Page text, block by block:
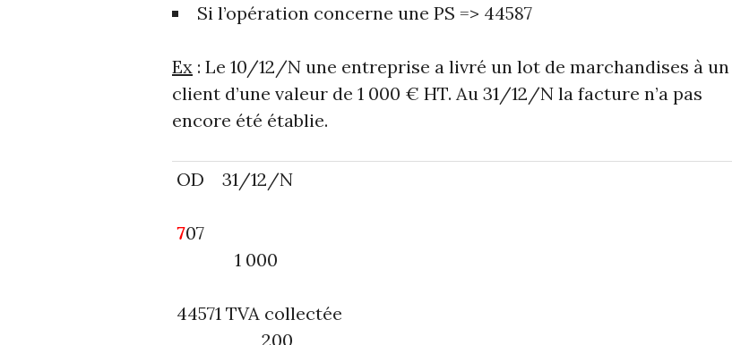
Si l’opération concerne une PS => 44587
Ex : Le 10/12/N une entreprise a livré un lot de marchandises à un
client d’une valeur de 1 000 € HT. Au 31/12/N la facture n’a pas
encore été établie.
OD 31/12/N
707
1 000
44571 TVA collectée
200